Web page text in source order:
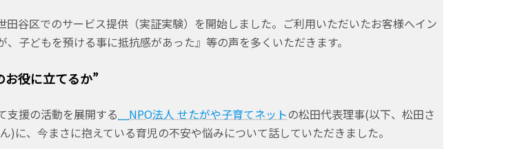
谷区でのサービス提供（実証実験）を開始しました。ご利用いただいたお客様へイン
子どもを預ける事に抵抗感があった』等の声を多くいただきます。
お役に立てるか”
支援の活動を展開する NPO法人 せたがや子育てネットの松田代表理事(以下、松田さ
に、今まさに抱えている育児の不安や悩みについて話していただきました。